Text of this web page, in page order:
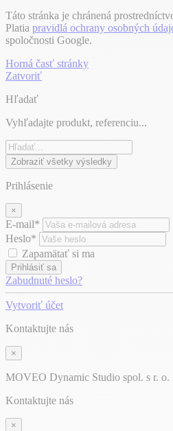
Táto stránka je chránená
Platia pravidlá ochrany osobných
spoločnosti Google.
Horná časť stránky
Zatvoriť
Hľadať
Vyhľadajte produkt, referenciu...
Zobraziť všetky výsledky
Prihlásenie
×
E-mail*
Heslo*
Zapamätať si ma
Prihlásiť sa
Zabudnuté heslo?
Vytvoriť účet
Kontaktujte nás
×
MOVEO Dynamic Studio spol. s r. o.
Kontaktujte nás
×